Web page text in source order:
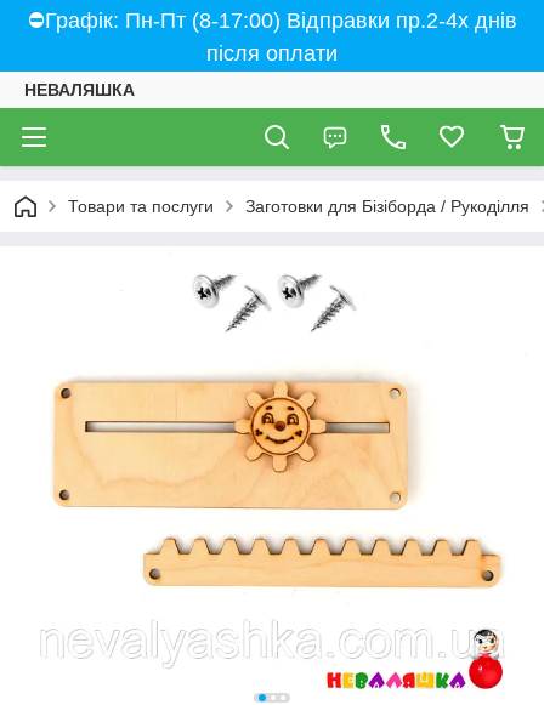
⛔Графік: Пн-Пт (8-17:00) Відправки пр.2-4х днів
після оплати
НЕВАЛЯШКА
Товари та послуги Заготовки для Бізіборда / Рукоділля